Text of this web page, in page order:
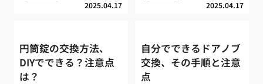
2025.04.17 2025.04.17
円筒錠の交換方法、
DIYでできる？注意点
は？
自分でできるドアノブ
交換、その手順と注意
点